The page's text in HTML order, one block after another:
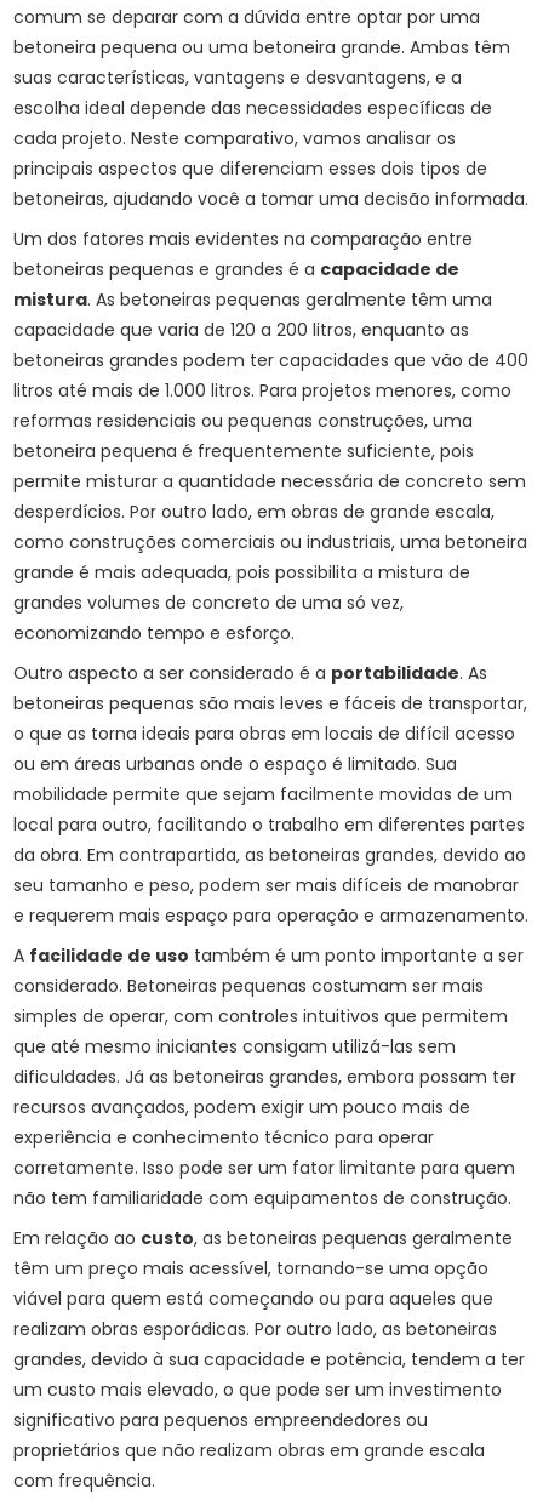
comum se deparar com a dúvida entre optar por uma
betoneira pequena ou uma betoneira grande. Ambas têm
suas características, vantagens e desvantagens, e a
escolha ideal depende das necessidades específicas de
cada projeto. Neste comparativo, vamos analisar os
principais aspectos que diferenciam esses dois tipos de
betoneiras, ajudando você a tomar uma decisão informada.
Um dos fatores mais evidentes na comparação entre
betoneiras pequenas e grandes é a capacidade de
mistura. As betoneiras pequenas geralmente têm uma
capacidade que varia de 120 a 200 litros, enquanto as
betoneiras grandes podem ter capacidades que vão de 400
litros até mais de 1.000 litros. Para projetos menores, como
reformas residenciais ou pequenas construções, uma
betoneira pequena é frequentemente suficiente, pois
permite misturar a quantidade necessária de concreto sem
desperdícios. Por outro lado, em obras de grande escala,
como construções comerciais ou industriais, uma betoneira
grande é mais adequada, pois possibilita a mistura de
grandes volumes de concreto de uma só vez,
economizando tempo e esforço.
Outro aspecto a ser considerado é a portabilidade. As
betoneiras pequenas são mais leves e fáceis de transportar,
o que as torna ideais para obras em locais de difícil acesso
ou em áreas urbanas onde o espaço é limitado. Sua
mobilidade permite que sejam facilmente movidas de um
local para outro, facilitando o trabalho em diferentes partes
da obra. Em contrapartida, as betoneiras grandes, devido ao
seu tamanho e peso, podem ser mais difíceis de manobrar
e requerem mais espaço para operação e armazenamento.
A facilidade de uso também é um ponto importante a ser
considerado. Betoneiras pequenas costumam ser mais
simples de operar, com controles intuitivos que permitem
que até mesmo iniciantes consigam utilizá-las sem
dificuldades. Já as betoneiras grandes, embora possam ter
recursos avançados, podem exigir um pouco mais de
experiência e conhecimento técnico para operar
corretamente. Isso pode ser um fator limitante para quem
não tem familiaridade com equipamentos de construção.
Em relação ao custo, as betoneiras pequenas geralmente
têm um preço mais acessível, tornando-se uma opção
viável para quem está começando ou para aqueles que
realizam obras esporádicas. Por outro lado, as betoneiras
grandes, devido à sua capacidade e potência, tendem a ter
um custo mais elevado, o que pode ser um investimento
significativo para pequenos empreendedores ou
proprietários que não realizam obras em grande escala
com frequência.